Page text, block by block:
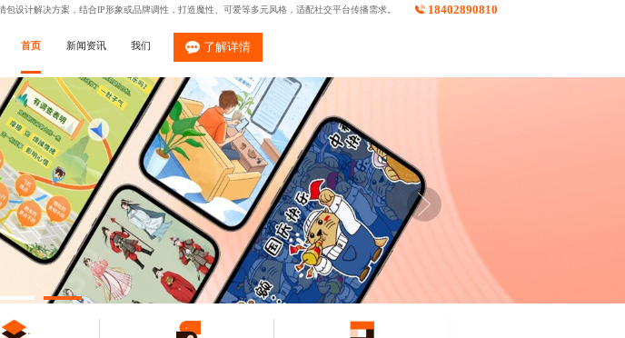
包设计解决方案，结合IP形象或品牌调性，打造魔性、可爱等多元风格，适配社交平台传播需求。 18402890810
首页 新闻资讯 我们 了解详情